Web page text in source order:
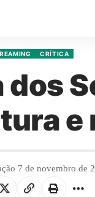
CRÍTICA
7 de novembro de